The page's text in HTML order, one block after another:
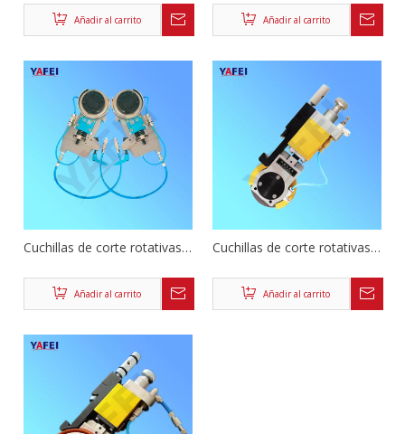
Añadir al carrito Añadir al carrito
Cuchillas de corte rotativas
Añadir al carrito
Cuchillas de corte rotativas
Añadir al carrito